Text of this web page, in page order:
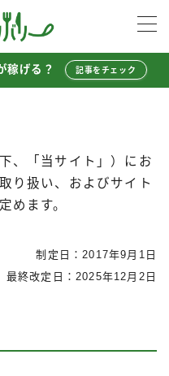
稼げる？ 記事をチェック
、「当サイト」）にお
り扱い、およびサイト
めます。
制定日：2017年9月1日
最終改定日：2025年12月2日